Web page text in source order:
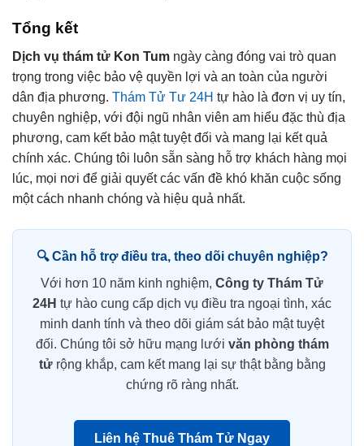
Tổng kết
Dịch vụ thám tử Kon Tum ngày càng đóng vai trò quan
trọng trong việc bảo vệ quyền lợi và an toàn của người
dân địa phương. Thám Tử Tư 24H tự hào là đơn vị uy tín,
chuyên nghiệp, với đội ngũ nhân viên am hiểu đặc thù địa
phương, cam kết bảo mật tuyệt đối và mang lại kết quả
chính xác. Chúng tôi luôn sẵn sàng hỗ trợ khách hàng mọi
lúc, mọi nơi để giải quyết các vấn đề khó khăn cuộc sống
một cách nhanh chóng và hiệu quả nhất.
🔍 Cần hỗ trợ điều tra, theo dõi chuyên nghiệp?
Với hơn 10 năm kinh nghiệm, Công ty Thám Tử
24H tự hào cung cấp dịch vụ điều tra ngoại tình, xác
minh danh tính và theo dõi giám sát bảo mật tuyệt
đối. Chúng tôi sở hữu mạng lưới văn phòng thám
tửrộng khắp, cam kết mang lại sự thật bằng bằng
chứng rõ ràng nhất.
Liên hệ Thuê Thám Tử Ngay